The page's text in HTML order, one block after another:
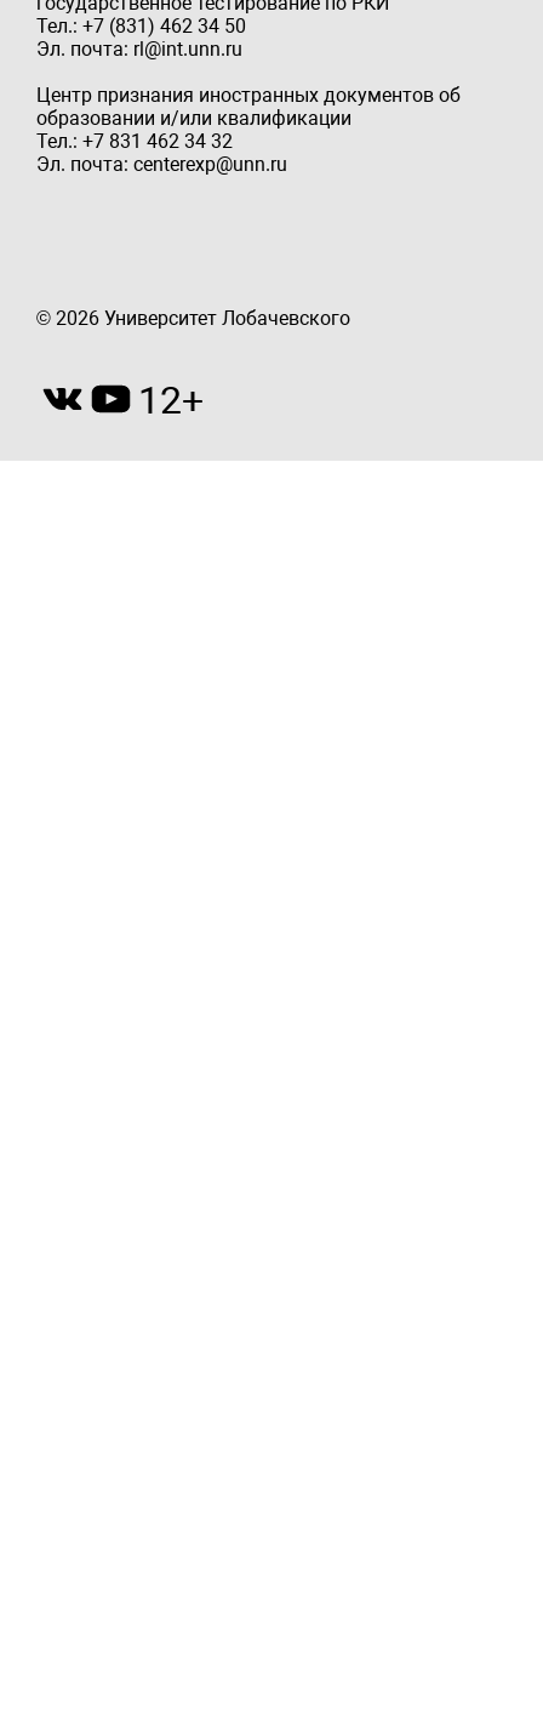
Тел.: +7 (831) 462 34 50
Эл. почта: rl@int.unn.ru
Центр признания иностранных документов об
образовании и/или квалификации
Тел.: +7 831 462 34 32
Эл. почта: centerexp@unn.ru
© 2026 Университет Лобачевского
12+